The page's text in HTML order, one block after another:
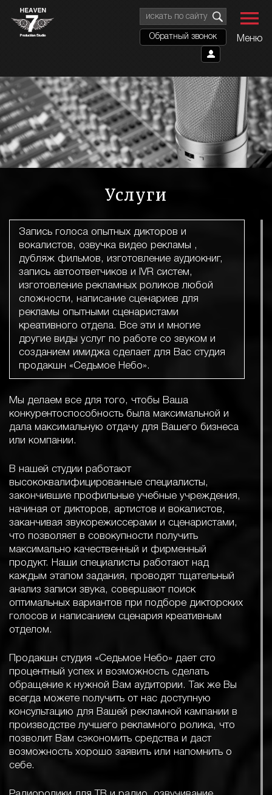
Обратный звонок Меню
Услуги
Запись голоса опытных дикторов и
вокалистов, озвучка видео рекламы ,
дубляж фильмов, изготовление аудиокниг,
запись автоответчиков и IVR систем,
изготовление рекламных роликов любой
сложности, написание сценариев для
рекламы опытными сценаристами
креативного отдела. Все эти и многие
другие виды услуг по работе со звуком и
созданием имиджа сделает для Вас студия
продакшн «Седьмое Небо».
Мы делаем все для того, чтобы Ваша
конкурентоспособность была максимальной и
дала максимальную отдачу для Вашего бизнеса
или компании.
В нашей студии работают
высококвалифицированные специалисты,
закончившие профильные учебные учреждения,
начиная от дикторов, артистов и вокалистов,
заканчивая звукорежиссерами и сценаристами,
что позволяет в совокупности получить
максимально качественный и фирменный
продукт. Наши специалисты работают над
каждым этапом задания, проводят тщательный
анализ записи звука, совершают поиск
оптимальных вариантов при подборе дикторских
голосов и написанием сценария креативным
отделом.
Продакшн студия «Седьмое Небо» дает сто
процентный успех и возможность сделать
обращение к нужной Вам аудитории. Так же Вы
всегда можете получить от нас доступную
консультацию для Вашей рекламной кампании в
производстве лучшего рекламного ролика, что
позволит Вам сэкономить средства и даст
возможность хорошо заявить или напомнить о
себе.